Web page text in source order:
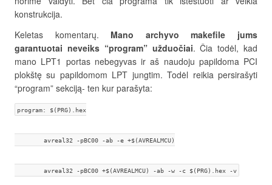
konstrukcija.
Keletas komentarų. Mano archyvo makefile jums
garantuotai neveiks “program” užduočiai. Čia todėl, kad
mano LPT1 portas nebegyvas ir aš naudoju papildoma PCI
plokštę su papildomom LPT jungtim. Todėl reikia persirašyti
“program” sekciją- ten kur parašyta:
program: $(PRG).hex
	avreal32 -pBC00 -ab -e +$(AVREALMCU)
	avreal32 -pBC00 +$(AVREALMCU) -ab -w -c $(PRG).hex -v